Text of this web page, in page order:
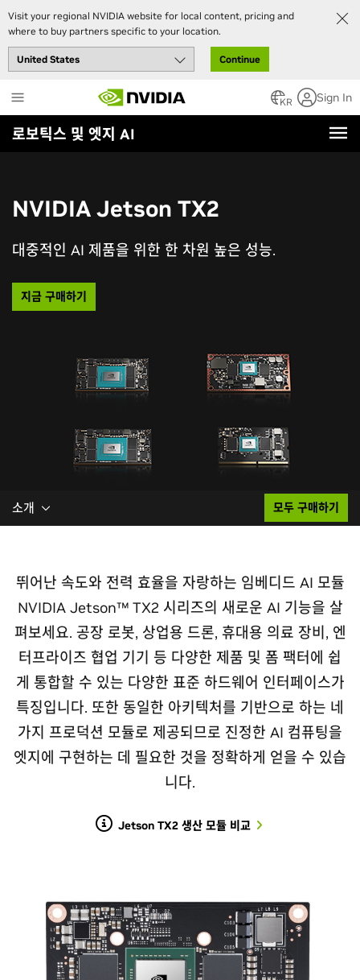
Visit your regional NVIDIA website for local content, pricing and
where to buy partners specific to your location.
Continue
to
main
content
KR Sign In
로보틱스 및 엣지 AI
NVIDIA Jetson TX2
대중적인 AI 제품을 위한 한 차원 높은 성능.
지금 구매하기
소개 모두 구매하기
뛰어난 속도와 전력 효율을 자랑하는 임베디드 AI 모듈
NVIDIA Jetson™ TX2 시리즈의 새로운 AI 기능을 살
펴보세요. 공장 로봇, 상업용 드론, 휴대용 의료 장비, 엔
터프라이즈 협업 기기 등 다양한 제품 및 폼 팩터에 쉽
게 통합할 수 있는 다양한 표준 하드웨어 인터페이스가
특징입니다. 또한 동일한 아키텍처를 기반으로 하는 네
가지 프로덕션 모듈로 제공되므로 진정한 AI 컴퓨팅을
엣지에 구현하는 데 필요한 것을 정확하게 얻을 수 있습
니다.
Jetson TX2 생산 모듈 비교